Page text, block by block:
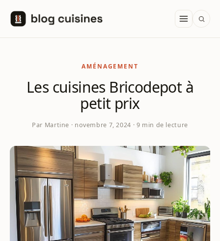
AMÉNAGEMENT
Les cuisines Bricodepot à
petit prix
Par Martine · novembre 7, 2024 · 9 min de lecture